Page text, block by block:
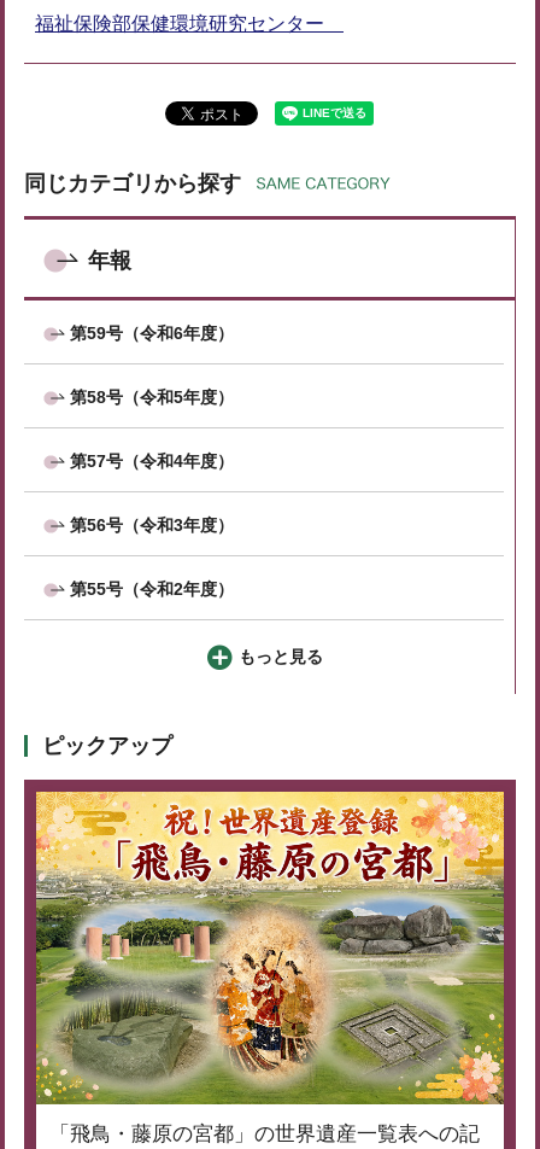
福祉保険部保健環境研究センター
同じカテゴリから探す
年報
第59号（令和6年度）
第58号（令和5年度）
第57号（令和4年度）
第56号（令和3年度）
第55号（令和2年度）
もっと見る
ピックアップ
「飛鳥・藤原の宮都」の世界遺産一覧表への記